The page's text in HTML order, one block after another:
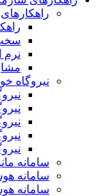
سخت
نرم
نیروگاه
نیروگاه
نیروگاه
نیروگاه
سامانه
سامانه
سامانه